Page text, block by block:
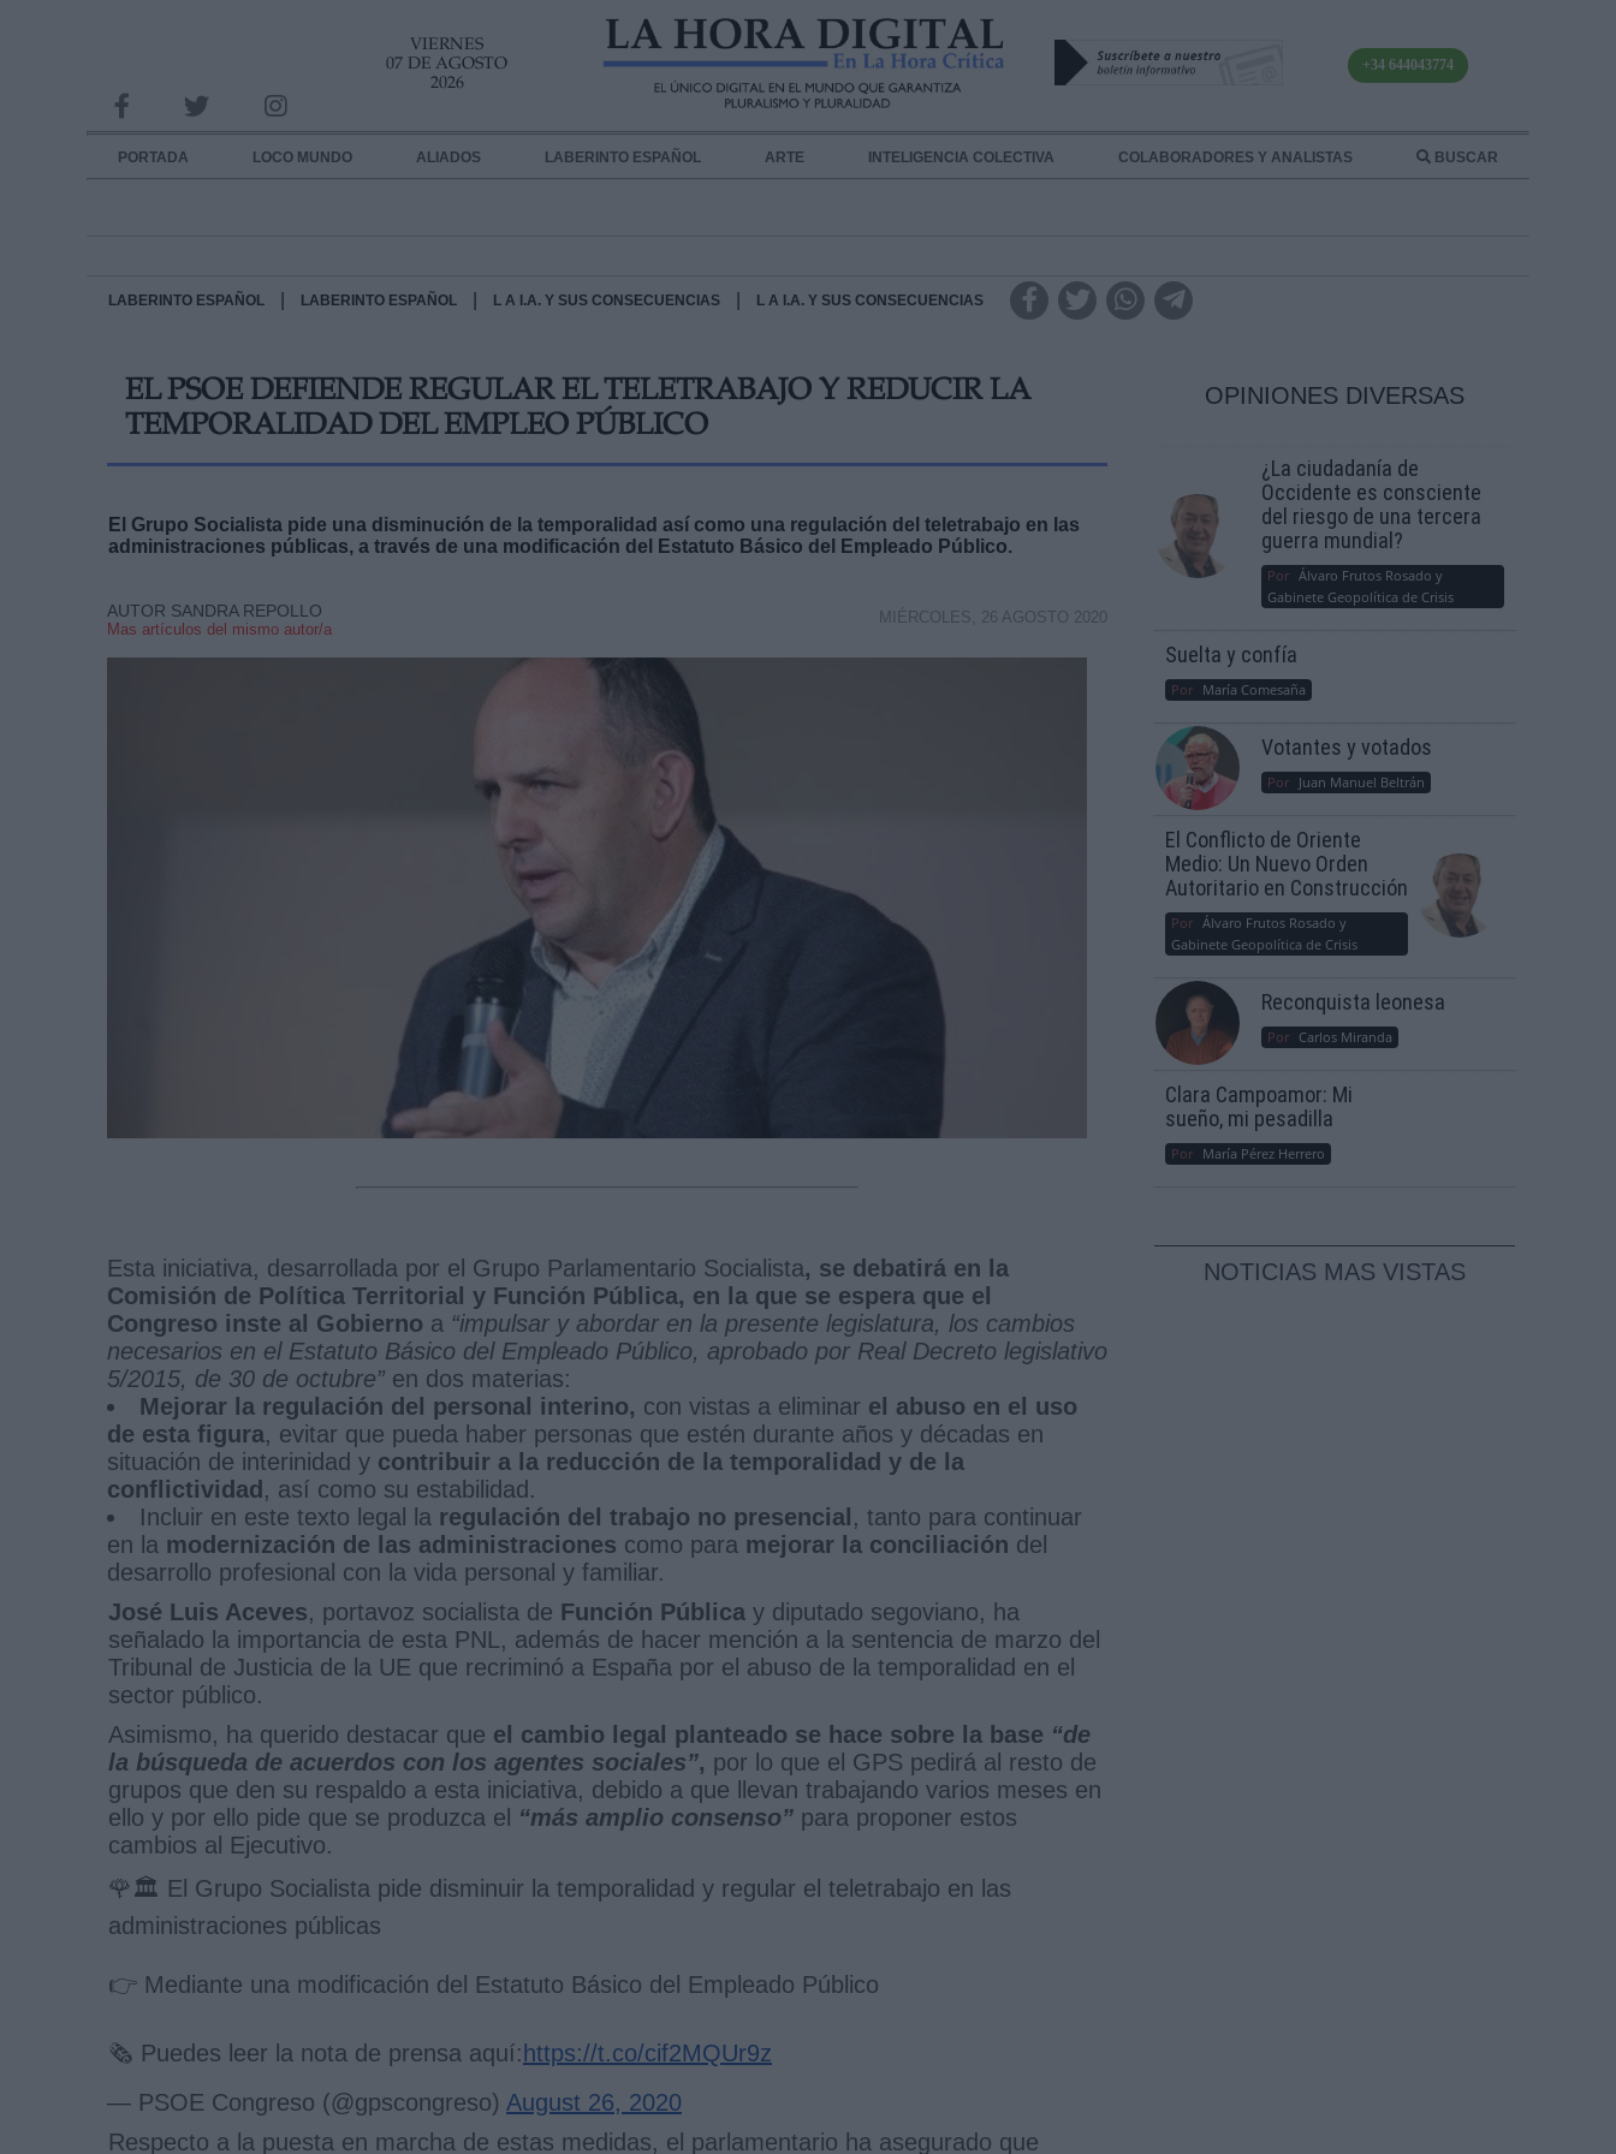
VIERNES
07 DE AGOSTO
2026
+34 644043774
PORTADA LOCO MUNDO ALIADOS LABERINTO ESPAÑOL ARTE INTELIGENCIA COLECTIVA COLABORADORES Y ANALISTAS BUSCAR
LABERINTO ESPAÑOL LABERINTO ESPAÑOL L A I.A. Y SUS CONSECUENCIAS L A I.A. Y SUS CONSECUENCIAS
EL PSOE DEFIENDE REGULAR EL TELETRABAJO Y REDUCIR LA
TEMPORALIDAD DEL EMPLEO PÚBLICO
El Grupo Socialista pide una disminución de la temporalidad así como una regulación del teletrabajo en las
administraciones públicas, a través de una modificación del Estatuto Básico del Empleado Público.
AUTOR SANDRA REPOLLO
Mas artículos del mismo autor/a
MIÉRCOLES, 26 AGOSTO 2020
Esta iniciativa, desarrollada por el Grupo Parlamentario Socialista, se debatirá en la
Comisión de Política Territorial y Función Pública, en la que se espera que el
Congreso inste al Gobierno a “impulsar y abordar en la presente legislatura, los cambios
necesarios en el Estatuto Básico del Empleado Público, aprobado por Real Decreto legislativo
5/2015, de 30 de octubre” en dos materias:
Mejorar la regulación del personal interino, con vistas a eliminar el abuso en el uso
de esta figura, evitar que pueda haber personas que estén durante años y décadas en
situación de interinidad y contribuir a la reducción de la temporalidad y de la
conflictividad, así como su estabilidad.
Incluir en este texto legal la regulación del trabajo no presencial, tanto para continuar
en la modernización de las administraciones como para mejorar la conciliación del
desarrollo profesional con la vida personal y familiar.
José Luis Aceves, portavoz socialista de Función Pública y diputado segoviano, ha
señalado la importancia de esta PNL, además de hacer mención a la sentencia de marzo del
Tribunal de Justicia de la UE que recriminó a España por el abuso de la temporalidad en el
sector público.
Asimismo, ha querido destacar que el cambio legal planteado se hace sobre la base “de
la búsqueda de acuerdos con los agentes sociales”, por lo que el GPS pedirá al resto de
grupos que den su respaldo a esta iniciativa, debido a que llevan trabajando varios meses en
ello y por ello pide que se produzca el “más amplio consenso” para proponer estos
cambios al Ejecutivo.
🌹🏛️ El Grupo Socialista pide disminuir la temporalidad y regular el teletrabajo en las
administraciones públicas
👉 Mediante una modificación del Estatuto Básico del Empleado Público
🗞️ Puedes leer la nota de prensa aquí:https://t.co/cif2MQUr9z
— PSOE Congreso (@gpscongreso) August 26, 2020
Respecto a la puesta en marcha de estas medidas, el parlamentario ha asegurado que
OPINIONES DIVERSAS
¿La ciudadanía de
Occidente es consciente
del riesgo de una tercera
guerra mundial?
Por Álvaro Frutos Rosado y
Gabinete Geopolítica de Crisis
Suelta y confía
Por María Comesaña
Votantes y votados
Por Juan Manuel Beltrán
El Conflicto de Oriente
Medio: Un Nuevo Orden
Autoritario en Construcción
Por Álvaro Frutos Rosado y
Gabinete Geopolítica de Crisis
Reconquista leonesa
Por Carlos Miranda
Clara Campoamor: Mi
sueño, mi pesadilla
Por María Pérez Herrero
NOTICIAS MAS VISTAS
INFORMACION SOBRE LA PROTECCIÓN DE TUS DATOS
Responsable:
Destinatarios:
link
Información adicional
link